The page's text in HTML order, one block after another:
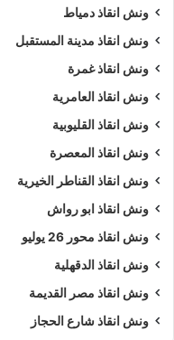
ونش انقاذ دمياط
ونش انقاذ مدينة المستقبل
ونش انقاذ غمرة
ونش انقاذ العامرية
ونش انقاذ القليوبية
ونش انقاذ المعصرة
ونش انقاذ القناطر الخيرية
ونش انقاذ ابو رواش
ونش انقاذ محور 26 يوليو
ونش انقاذ الدقهلية
ونش انقاذ مصر القديمة
ونش انقاذ شارع الحجاز